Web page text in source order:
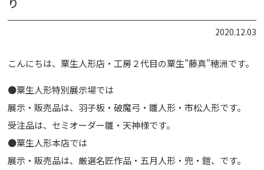
2020.12.03
こんにちは、粟生人形店・工房２代目の粟生”藤真”穂洲です。
●粟生人形特別展示場では
展示・販売品は、羽子板・破魔弓・雛人形・市松人形です。
受注品は、セミオーダー雛・天神様です。
●粟生人形本店では
展示・販売品は、厳選名匠作品・五月人形・兜・鎧、です。